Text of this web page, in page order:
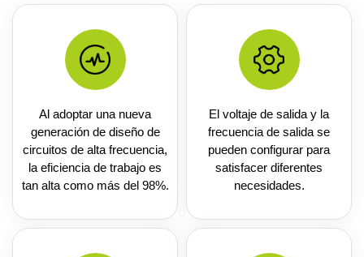
Al adoptar una nueva
generación de diseño de
circuitos de alta frecuencia,
la eficiencia de trabajo es
tan alta como más del 98%.
El voltaje de salida y la
frecuencia de salida se
pueden configurar para
satisfacer diferentes
necesidades.